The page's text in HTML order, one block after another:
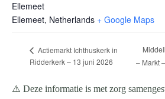
Ellemeet
Ellemeet, Netherlands + Google Maps
Actiemarkt Ichthuskerk in
Ridderkerk – 13 juni 2026
– Markt
⚠️ Deze informatie is met zorg